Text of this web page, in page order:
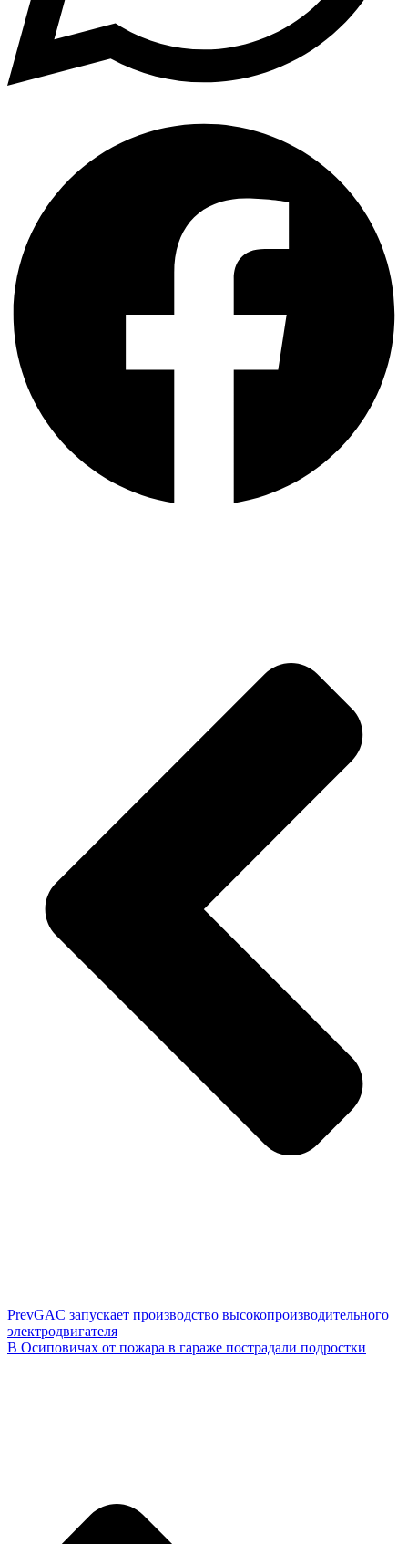
PrevGAC запускает производство высокопроизводительного
электродвигателя
В Осиповичах от пожара в гараже пострадали подростки